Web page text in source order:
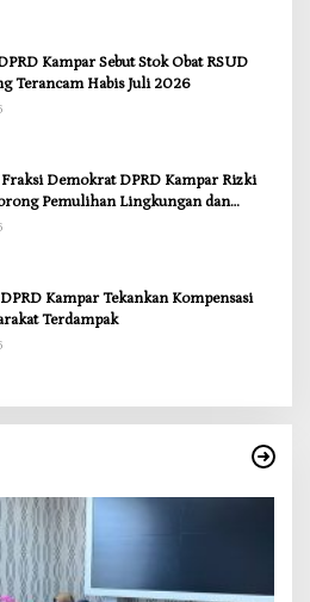
Kampar Sebut Stok Obat RSUD
Terancam Habis Juli 2026
Demokrat DPRD Kampar Rizki
Pemulihan Lingkungan dan
untuk Warga Sungai Tapung
Kampar Tekankan Kompensasi
Terdampak